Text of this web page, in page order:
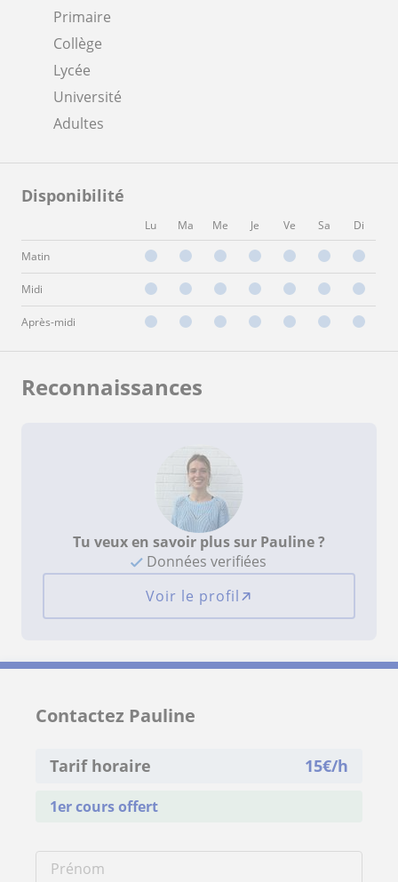
Primaire
Collège
Lycée
Université
Adultes
Disponibilité
Lu Ma Me Je Ve Sa Di
Matin
Midi
Après-midi
Reconnaissances
Tu veux en savoir plus sur Pauline ?
Données verifiées
Voir le profil
Contactez Pauline
Tarif horaire 15€/h
1er cours offert